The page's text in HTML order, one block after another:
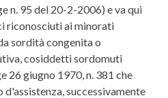
n. 95 del 20-2-2006) e va qui
riconosciuti ai minorati
sordità congenita o
cosiddetti sordomuti
26 giugno 1970, n. 381 che
successivamente